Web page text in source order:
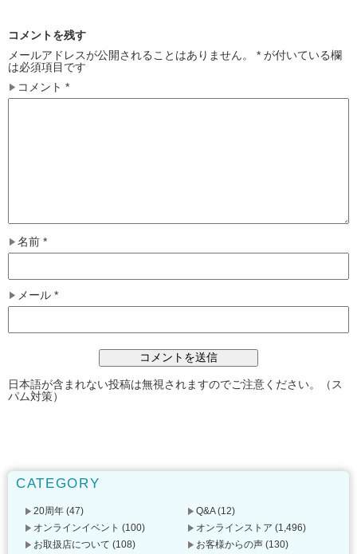
コメントを残す
メールアドレスが公開されることはありません。
* が付いている欄
は必須項目です
コメント *
名前 *
メール *
日本語が含まれない投稿は無視されますのでご注意ください。（ス
パム対策）
CATEGORY
20周年 (47) Q&A(12)
オンラインイベント (100) オンラインストア (1,496)
お取扱店について (108) お客様からの声 (130)